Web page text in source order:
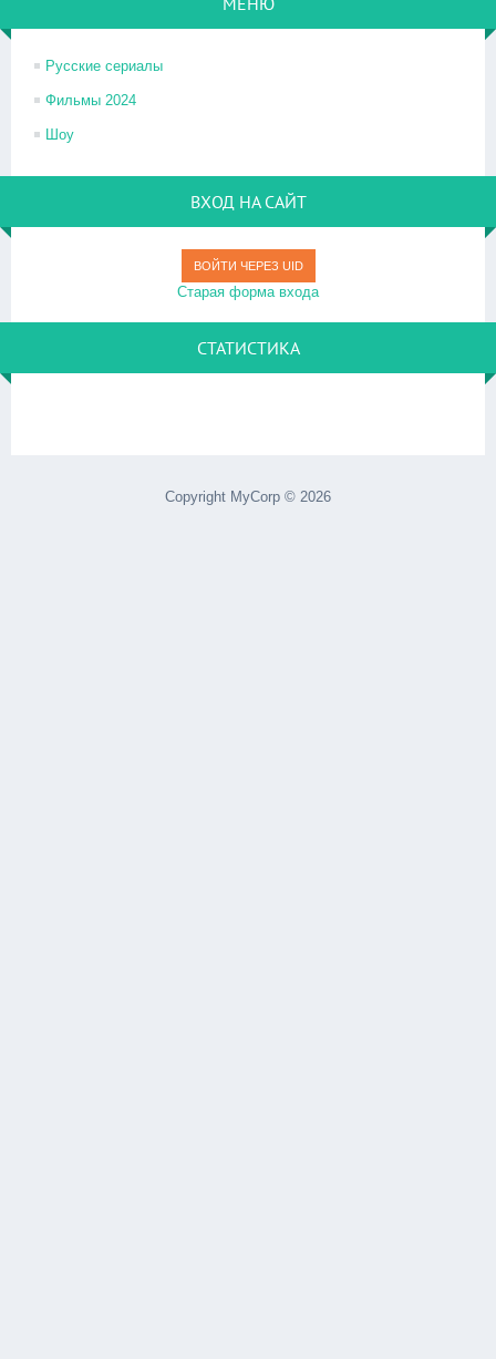
Русские сериалы
Фильмы 2024
Шоу
ВХОД НА САЙТ
ВОЙТИ ЧЕРЕЗ UID
Старая форма входа
СТАТИСТИКА
Copyright MyCorp © 2026